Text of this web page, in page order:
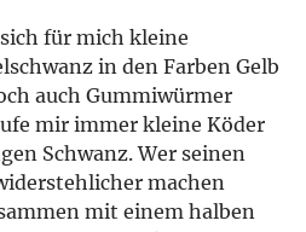
für mich kleine
in den Farben Gelb
auch Gummiwürmer
mir immer kleine Köder
Schwanz. Wer seinen
machen
mit einem halben